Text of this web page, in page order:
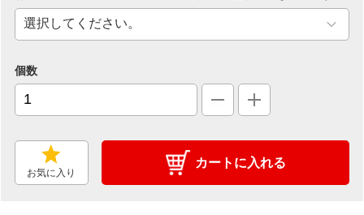
個数
お気に入り
カートに入れる